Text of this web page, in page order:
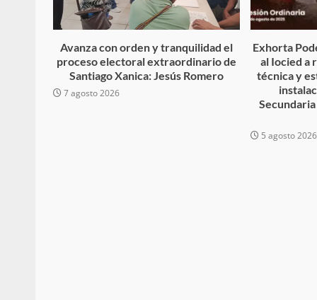
Avanza con orden y tranquilidad el
proceso electoral extraordinario de
Santiago Xanica: Jesús Romero
7 agosto 2026
Exhorta
al Iocied a
técnica y
5 agosto 2026
Despliega Gabinete
operativos aéreos en
para reforzar la
búsqueda de persona
17 septiembre 2025